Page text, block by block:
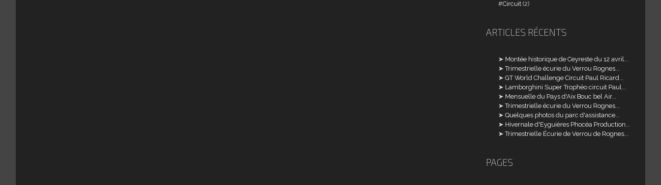
Circuit (2)
ARTICLES RÉCENTS
Montée historique de Ceyreste du 12 avril...
Trimestrielle écurie du Verrou Rognes...
GT World Challenge Circuit Paul Ricard...
Lamborghini Super Trophéo circuit Paul...
Mensuelle du Pays d'Aix Bouc bel Air...
Trimestrielle écurie du Verrou Rognes...
Quelques photos du parc d'assistance...
Hivernale d'Eyguières Phocéa Production...
Trimestrielle Écurie de Verrou de Rognes...
PAGES